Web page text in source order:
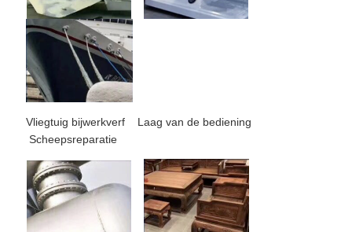
Vliegtuig bijwerkverf Laag van de bediening
Scheepsreparatie